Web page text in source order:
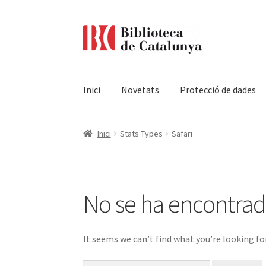
Inici Novetats Protecció de dades
Pàgina d'inici Accessibilitat
Inici Stats Types Safari
No se ha
It seems we can’t find what you’re looking